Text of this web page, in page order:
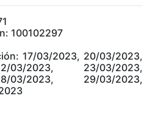
100102297
17/03/2023, 20/03/2023,
03/2023, 23/03/2023,
03/2023, 29/03/2023,